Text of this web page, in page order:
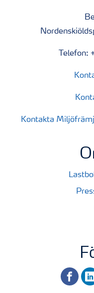
Kontakta
facebook